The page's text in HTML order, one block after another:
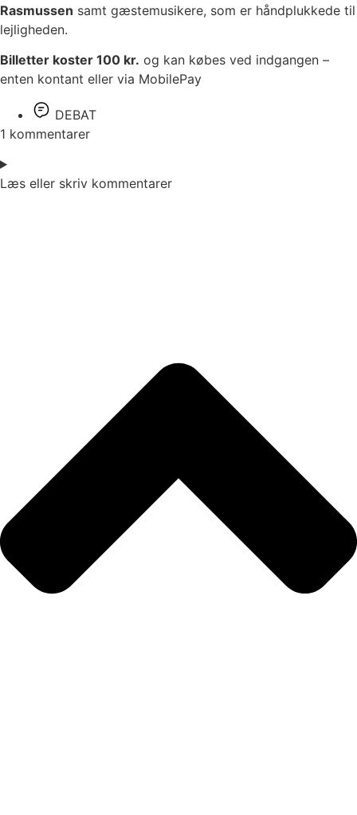
Rasmussen samt gæstemusikere, som er håndplukkede til
lejligheden.
Billetter koster 100 kr. og kan købes ved indgangen –
enten kontant eller via MobilePay
DEBAT
1 kommentarer
Læs eller skriv kommentarer